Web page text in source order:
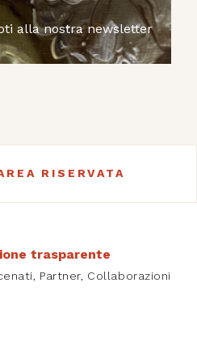
alla nostra newsletter
RISERVATA
trasparente
Partner, Collaborazioni